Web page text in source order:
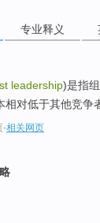
专业释义
leadership)是指
对低于其他竞争
-相关网页